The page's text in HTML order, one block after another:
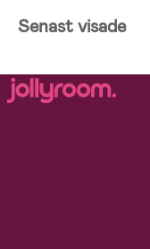
Senast visade